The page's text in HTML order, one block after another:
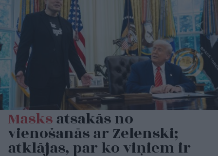
Masksatsakās no
vienošanās ar Zelenski;
atklājas, par ko viņiem ir